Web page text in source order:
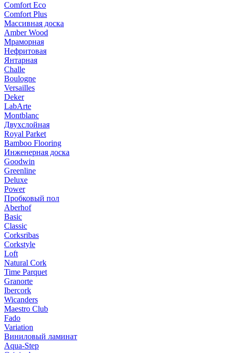
Comfort Eco
Comfort Plus
Массивная доска
Amber Wood
Мраморная
Нефритовая
Янтарная
Challe
Boulogne
Versailles
Deker
LabArte
Montblanc
Двухслойная
Royal Parket
Bamboo Flooring
Инженерная доска
Goodwin
Greenline
Deluxe
Power
Пробковый пол
Aberhof
Basic
Classic
Corksribas
Corkstyle
Loft
Natural Cork
Time Parquet
Granorte
Ibercork
Wicanders
Мaestro Club
Fado
Variation
Виниловый ламинат
Aqua-Step